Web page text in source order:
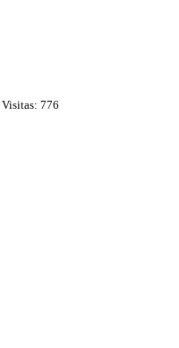
Visitas: 776